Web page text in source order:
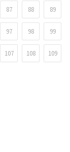
87 88 89
97 98 99
107 108 109